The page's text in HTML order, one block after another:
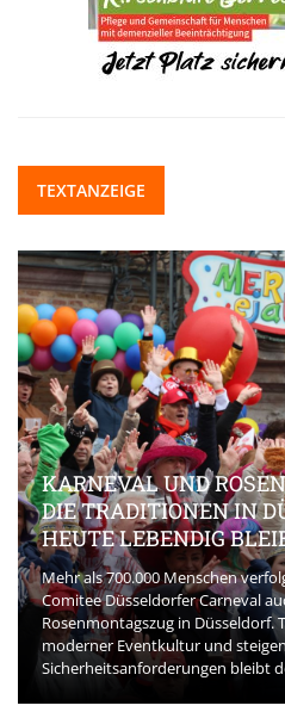
TEXTANZEIGE
KARNEVAL UND
DIE TRADITIONEN IN
HEUTE LEBENDIG
Mehr als 700.000 Menschen
Comitee Düsseldorfer Carneval
Rosenmontagszug in Düsseldorf.
moderner Eventkultur und
Sicherheitsanforderungen bleibt